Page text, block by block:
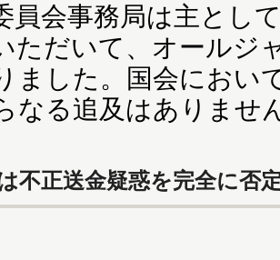
会事務局は主とし
ただいて、オールジ
ました。国会におい
なる追及はありませ
不正送金疑惑を完全に否